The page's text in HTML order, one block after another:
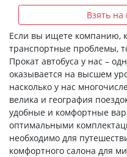
Взять на
Если вы ищете компанию,
транспортные проблемы,
Прокат автобуса у нас –
оказывается на высшем
насколько у нас
велика и география
удобные и комфортные
оптимальными
необходимо для
комфортного салона для